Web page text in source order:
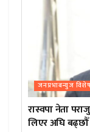
जनप्रभाबन्युज विशेष
रास्वपा नेता
लिएर अघि बढ्छौँ